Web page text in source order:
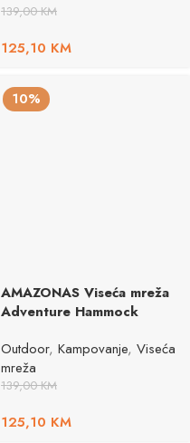
139,00KM
125,10 KM
10%
AMAZONAS Viseća mreža
Adventure Hammock
Outdoor, Kampovanje, Viseća
mreža
139,00KM
125,10 KM